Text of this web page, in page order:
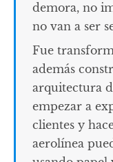
demora, no
no van a ser
Fue
además
arquitectura
empezar a
clientes y
aerolínea